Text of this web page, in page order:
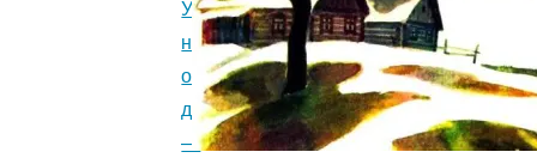
Уж
небо
осенью
дышало
—